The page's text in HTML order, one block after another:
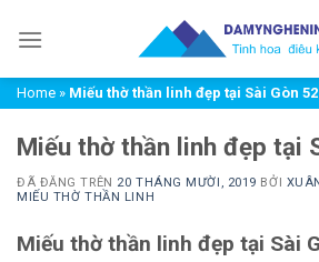
đến
dungHome » Miếu thờ thần linh đẹp tại Sài Gòn 52
Miếu thờ thần linh đẹp tại
ĐÃ ĐĂNG TRÊN 20 THÁNG MƯỜI, 2019 BỞI
MIẾU THỜ THẦN LINH
Miếu thờ thần linh đẹp tại Sài